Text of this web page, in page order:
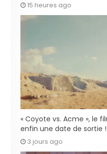
15 heures ago
« Coyote vs. Acme », le
enfin une date de sortie !
3 jours ago